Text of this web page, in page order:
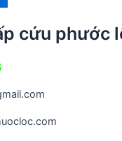
cứu phước